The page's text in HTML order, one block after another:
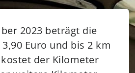
2023 beträgt die
Euro und bis 2 km
der Kilometer